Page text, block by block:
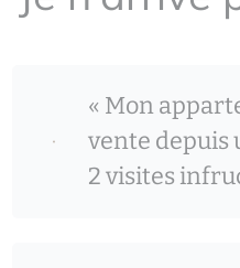
« Mon
vente depuis
2 visites